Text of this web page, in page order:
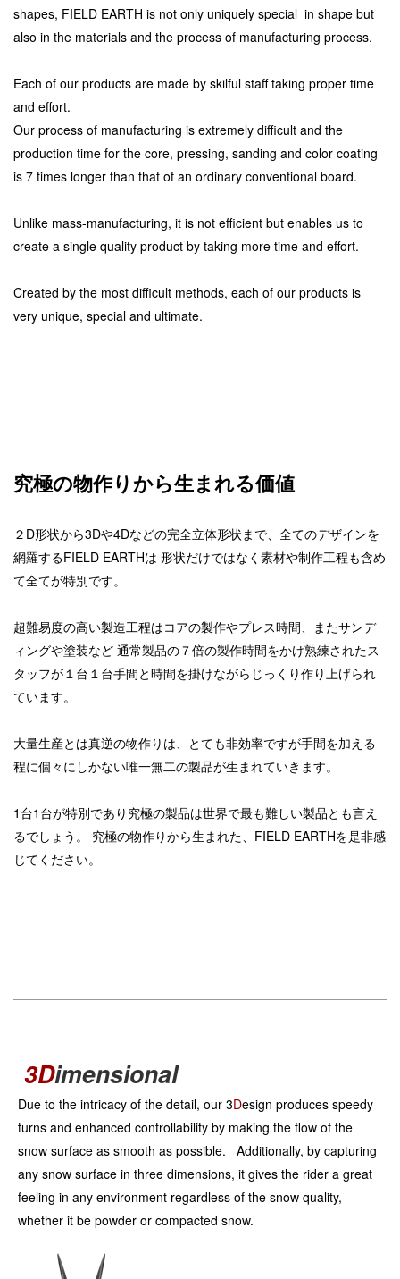
shapes, FIELD EARTH is not only uniquely special in shape but
also in the materials and the process of manufacturing process.
Each of our products are made by skilful staff taking proper time
and effort.
Our process of manufacturing is extremely difficult and the
production time for the core, pressing, sanding and color coating
is 7 times longer than that of an ordinary conventional board.
Unlike mass-manufacturing, it is not efficient but enables us to
create a single quality product by taking more time and effort.
Created by the most difficult methods, each of our products is
very unique, special and ultimate.
究極の物作りから生まれる価値
２D形状から3Dや4Dなどの完全立体形状まで、全てのデザインを
網羅するFIELD EARTHは 形状だけではなく素材や制作工程も含め
て全てが特別です。
超難易度の高い製造工程はコアの製作やプレス時間、またサンデ
ィングや塗装など 通常製品の７倍の製作時間をかけ熟練されたス
タッフが１台１台手間と時間を掛けながらじっくり作り上げられ
ています。
大量生産とは真逆の物作りは、とても非効率ですが手間を加える
程に個々にしかない唯一無二の製品が生まれていきます。
1台1台が特別であり究極の製品は世界で最も難しい製品とも言え
るでしょう。
究極の物作りから生まれた、FIELD EARTHを是非感
じてください。
3Dimensional
Due to the intricacy of the detail, our 3Design produces speedy
turns and enhanced controllability by making the flow of the
snow surface as smooth as possible. Additionally, by capturing
any snow surface in three dimensions, it gives the rider a great
feeling in any environment regardless of the snow quality,
whether it be powder or compacted snow.